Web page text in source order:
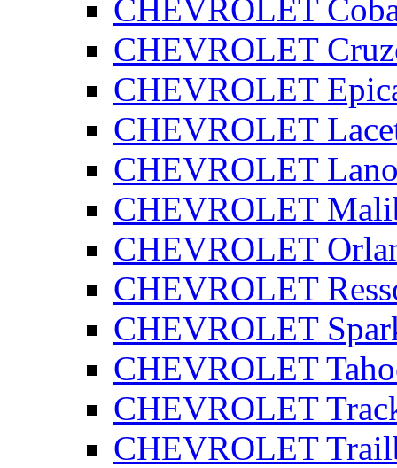
CHEVROLET
CHEVROLET
CHEVROLET
CHEVROLET
CHEVROLET
CHEVROLET
CHEVROLET
CHEVROLET
CHEVROLET
CHEVROLET
CHEVROLET
CHEVROLET